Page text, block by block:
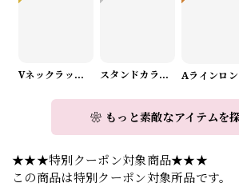
Vネックラップデザインニット（3color） A1008 スタンドカラーロングスリーブリボンブラウス（3color） A1126
❀ もっと素敵なアイテムを
★★★特別クーポン対象商品★★★
この商品は特別クーポン対象所品です。